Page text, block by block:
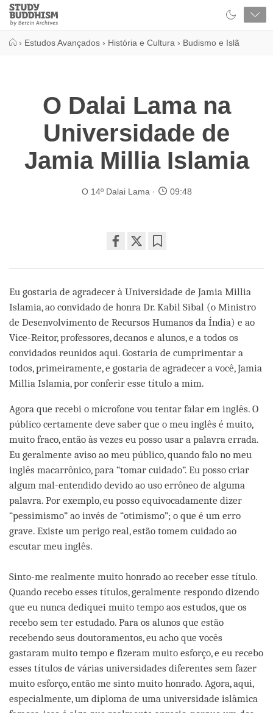
Close
Study
Buddhism
› Estudos Avançados › História e Cultura › Budismo e Islã
O Dalai Lama na
Universidade de
Jamia Millia Islamia
O 14º Dalai Lama 09:48
on
facebook
Eu gostaria de agradecer à Universidade de Jamia Millia
Islamia, ao convidado de honra Dr. Kabil Sibal (o Ministro
de Desenvolvimento de Recursos Humanos da Índia) e ao
Vice-Reitor, professores, decanos e alunos, e a todos os
convidados reunidos aqui. Gostaria de cumprimentar a
todos, primeiramente, e gostaria de agradecer a você, Jamia
Millia Islamia, por conferir esse título a mim.
Agora que recebi o microfone vou tentar falar em inglês. O
público certamente deve saber que o meu inglês é muito,
muito fraco, então às vezes eu posso usar a palavra errada.
Eu geralmente aviso ao meu público, quando falo no meu
inglês macarrônico, para “tomar cuidado”. Eu posso criar
algum mal-entendido devido ao uso errôneo de alguma
palavra. Por exemplo, eu posso equivocadamente dizer
“pessimismo” ao invés de “otimismo”; o que é um erro
grave. Existe um perigo real, estão tomem cuidado ao
escutar meu inglês.
Sinto-me realmente muito honrado ao receber esse título.
Quando recebo esses títulos, geralmente respondo dizendo
que eu nunca dediquei muito tempo aos estudos, que os
recebo sem ter estudado. Para os alunos que estão
recebendo seus doutoramentos, eu acho que vocês
gastaram muito tempo e fizeram muito esforço, e eu recebo
esses títulos de várias universidades diferentes sem fazer
muito esforço, então me sinto muito honrado. Agora, aqui,
especialmente, um diploma de uma universidade islâmica